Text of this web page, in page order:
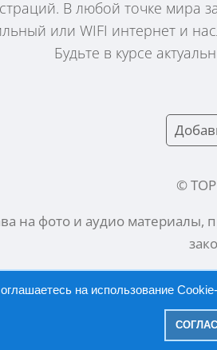
В любой точке мира
или WIFI интернет и
Будьте в курсе
©
на фото и аудио материалы,
Политика
на использование